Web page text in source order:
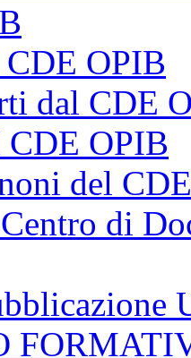
CDE OPIB
dal CDE
OPIB
del
di